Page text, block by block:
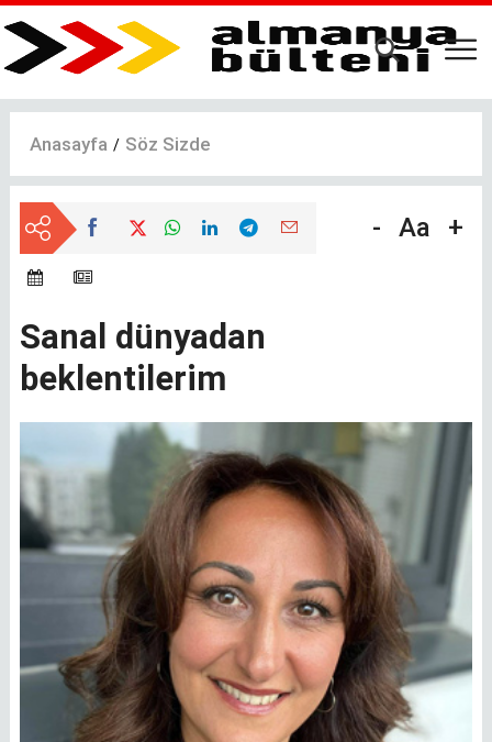
Ana
içeriğe
Anasayfa Söz Sizde
- Aa +
Sanal dünyadan
beklentilerim